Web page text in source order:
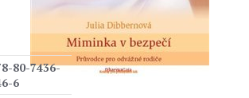
80-7436-
6